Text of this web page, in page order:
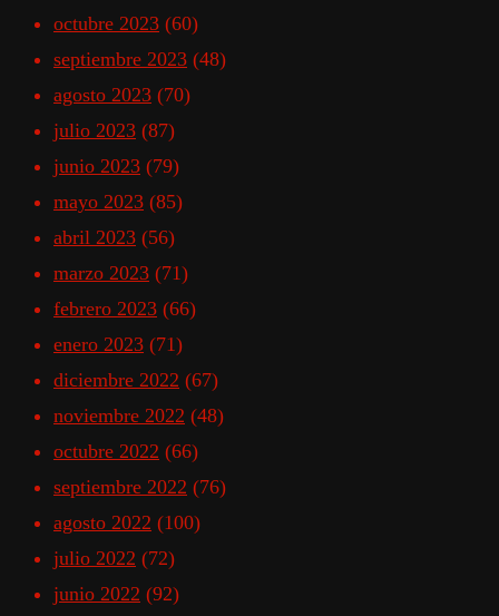
octubre 2023 (60)
septiembre 2023 (48)
agosto 2023 (70)
julio 2023 (87)
junio 2023 (79)
mayo 2023 (85)
abril 2023 (56)
marzo 2023 (71)
febrero 2023 (66)
enero 2023 (71)
diciembre 2022 (67)
noviembre 2022 (48)
octubre 2022 (66)
septiembre 2022 (76)
agosto 2022 (100)
julio 2022 (72)
junio 2022 (92)